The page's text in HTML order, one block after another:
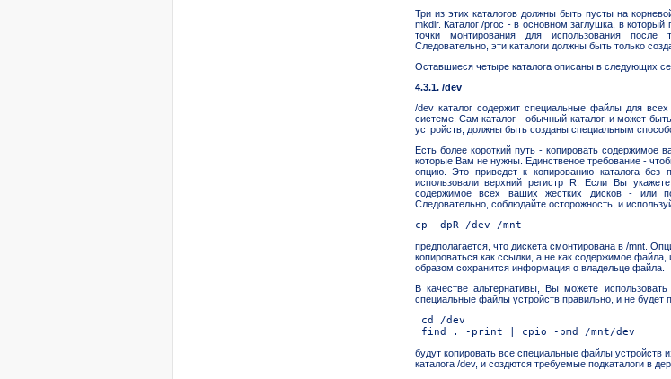
Три из этих каталогов должны быть пусты на
mkdir. Каталог /proc - в основном заглушка, в
точки монтирования для использования после
Следовательно, эти каталоги должны быть только
Оставшиеся четыре каталога описаны в следующих
4.3.1. /dev
/dev каталог содержит специальные файлы для
системе. Сам каталог - обычный каталог, и может
устройств, должны быть созданы специальным
Есть более короткий путь - копировать содержимое
которые Вам не нужны. Единственое требование -
опцию. Это приведет к копированию каталога
использовали верхний регистр R. Если Вы
содержимое всех ваших жестких дисков - или
Следовательно, соблюдайте осторожность, и
предполагается, что дискета смонтирована в /mnt.
копироваться как ссылки, а не как содержимое
образом сохранится информация о владельце файла.
В качестве альтернативы, Вы можете
специальные файлы устройств правильно, и не
cd /dev
будут копировать все специальные файлы устройств
каталога /dev, и создются требуемые подкаталоги в